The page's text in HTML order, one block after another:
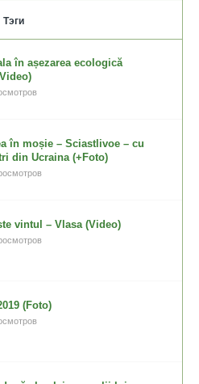
Тэги
în așezarea ecologică
în moșie – Sciastlivoe – cu
din Ucraina (+Foto)
vintul – Vlasa (Video)
(Foto)